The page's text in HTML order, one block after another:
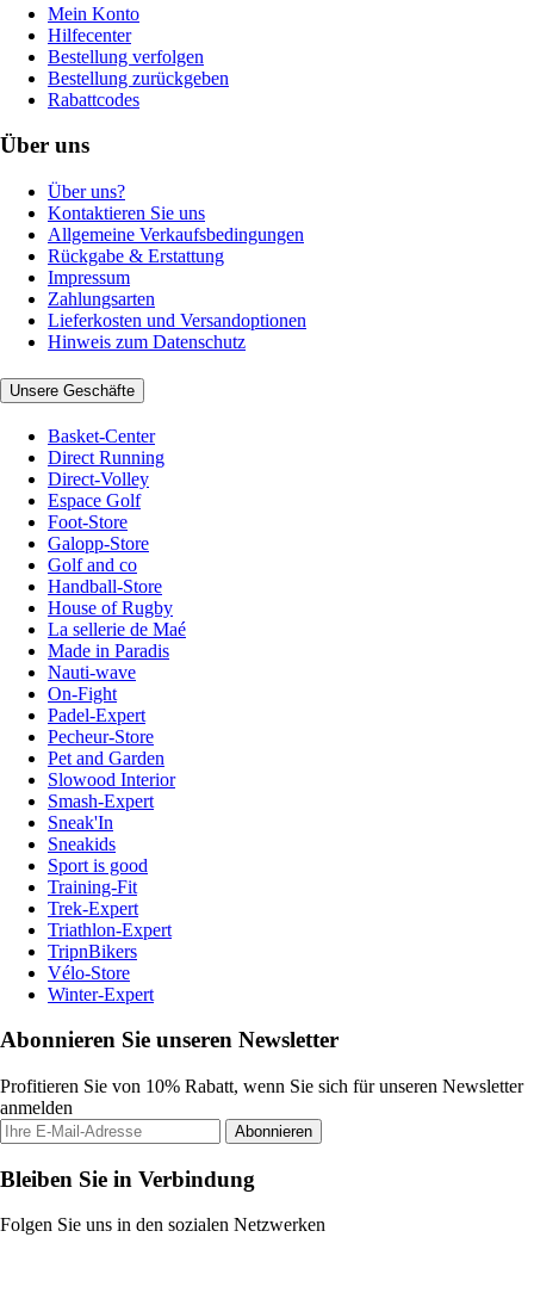
Mein Konto
Hilfecenter
Bestellung verfolgen
Bestellung zurückgeben
Rabattcodes
Über uns
Über uns?
Kontaktieren Sie uns
Allgemeine Verkaufsbedingungen
Rückgabe & Erstattung
Impressum
Zahlungsarten
Lieferkosten und Versandoptionen
Hinweis zum Datenschutz
Unsere Geschäfte
Basket-Center
Direct Running
Direct-Volley
Espace Golf
Foot-Store
Galopp-Store
Golf and co
Handball-Store
House of Rugby
La sellerie de Maé
Made in Paradis
Nauti-wave
On-Fight
Padel-Expert
Pecheur-Store
Pet and Garden
Slowood Interior
Smash-Expert
Sneak'In
Sneakids
Sport is good
Training-Fit
Trek-Expert
Triathlon-Expert
TripnBikers
Vélo-Store
Winter-Expert
Abonnieren Sie unseren Newsletter
Profitieren Sie von 10% Rabatt, wenn Sie sich für unseren Newsletter
anmelden
Abonnieren
Bleiben Sie in Verbindung
Folgen Sie uns in den sozialen Netzwerken